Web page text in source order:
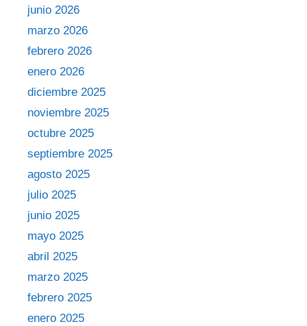
junio 2026
marzo 2026
febrero 2026
enero 2026
diciembre 2025
noviembre 2025
octubre 2025
septiembre 2025
agosto 2025
julio 2025
junio 2025
mayo 2025
abril 2025
marzo 2025
febrero 2025
enero 2025